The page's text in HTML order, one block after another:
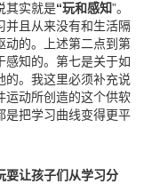
其实就是“玩和感知”。
并且从来没有和生活隔
动的。上述第二点到第
感知的。第七是关于如
的。我这里必须补充说
运动所创造的这个供软
是把学习曲线变得更平
耍让孩子们从学习分